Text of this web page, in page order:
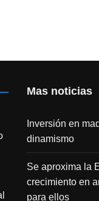
Mas noticias
Inversión en
dinamismo
Se aproxima la
crecimiento en
para ellos